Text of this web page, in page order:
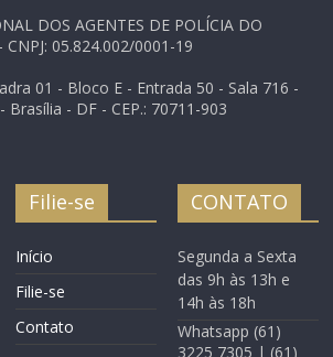
DOS AGENTES DE POLÍCIA DO
CNPJ: 05.824.002/0001-19
01 - Bloco E - Entrada 50 - Sala 716 -
Brasília - DF - CEP.: 70711-903
Filie-se
Início
Filie-se
Contato
CONTATO
Segunda a Sexta
das 9h às 13h e
14h às 18h
Whatsapp (61)
3225 7305 | (61)